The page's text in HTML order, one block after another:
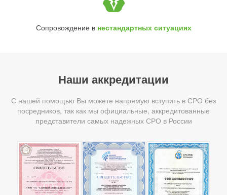
Сопровождение в нестандартных ситуациях
Наши аккредитации
С нашей помощью Вы можете напрямую вступить в СРО без
посредников, так как мы официальные, аккредитованные
представители самых надежных СРО в России